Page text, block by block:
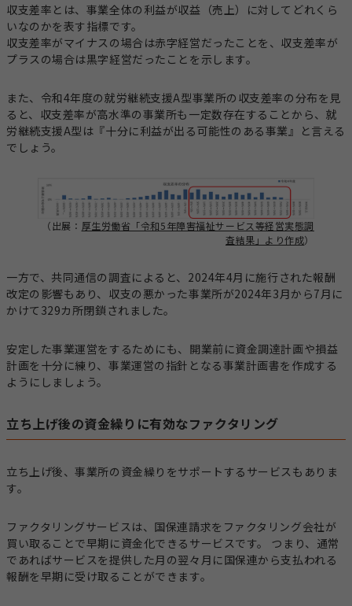
収支差率とは、事業全体の利益が収益（売上）に対してどれくら
いなのかを表す指標です。
収支差率がマイナスの場合は赤字経営だったことを、収支差率が
プラスの場合は黒字経営だったことを示します。
また、令和4年度の就労継続支援A型事業所の収支差率の分布を見
ると、収支差率が高水準の事業所も一定数存在することから、就
労継続支援A型は『十分に利益が出る可能性のある事業』と言える
でしょう。
（出展： 厚生労働省「令和5年障害福祉サービス等経営実態調
査結果」より作成）
一方で、共同通信の調査によると、2024年4月に施行された報酬
改定の影響もあり、収支の悪かった事業所が2024年3月から7月に
かけて329カ所閉鎖されました。
安定した事業運営をするためにも、開業前に資金調達計画や損益
計画を十分に練り、事業運営の指針となる事業計画書を作成する
ようにしましょう。
立ち上げ後の資金繰りに有効なファクタリング
立ち上げ後、事業所の資金繰りをサポートするサービスもありま
す。
ファクタリングサービスは、国保連請求をファクタリング会社が
買い取ることで早期に資金化できるサービスです。 つまり、通常
であればサービスを提供した月の翌々月に国保連から支払われる
報酬を早期に受け取ることができます。